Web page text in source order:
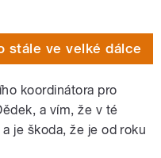
stále ve velké dálce
koordinátora pro
a vím, že v té
je škoda, že je od roku